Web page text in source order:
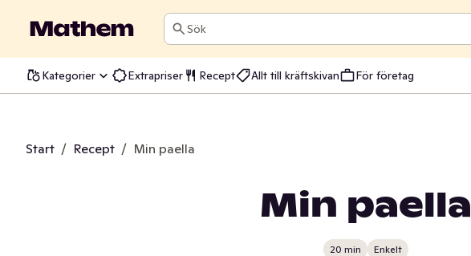
Sök
Kategorier Extrapriser Recept Allt till kräftskivan För företag
Start / Recept / Min paella
Min paella
20 min Enkelt